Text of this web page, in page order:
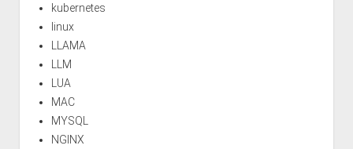
kubernetes
linux
LLAMA
LLM
LUA
MAC
MYSQL
NGINX